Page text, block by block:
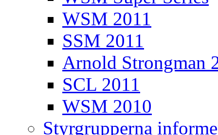
WSM 2011
SSM 2011
Arnold Strongman
SCL 2011
WSM 2010
Styrgrupperna